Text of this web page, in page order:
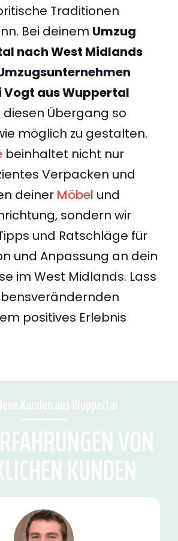
Traditionen
Bei deinem Umzug
nach West Midlands
Vogt aus Wuppertal
Übergang so
möglich zu gestalten.
beinhaltet nicht nur
Verpacken und
deiner Möbel und
sondern wir
und Ratschläge für
und Anpassung an dein
im West Midlands. Lass
positives Erlebnis
Kunden aus Wuppertal
VON
KUNDEN